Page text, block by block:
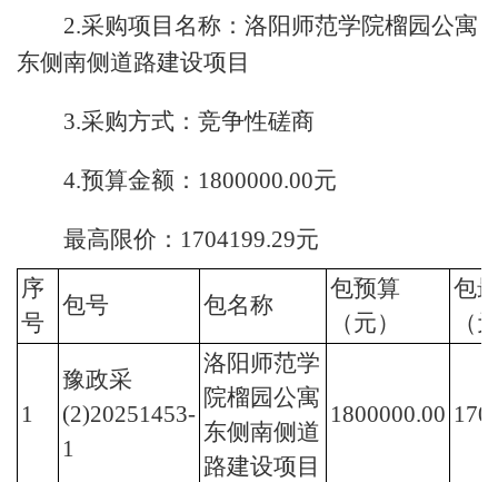
2.采购项目名称：洛阳师范学院榴园公寓
东侧南侧道路建设项目
3.采购方式：竞争性磋商
4.预算金额：1800000.00元
最高限价：1704199.29元
序
号
包号 包名称
包预算
（元）
包
（
1
豫政采
(2)20251453-
1
洛阳师范学
院榴园公寓
东侧南侧道
路建设项目
1800000.00